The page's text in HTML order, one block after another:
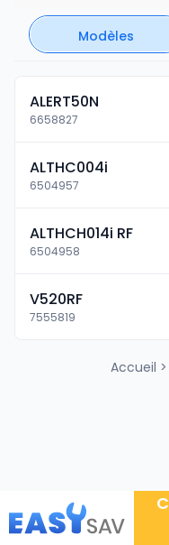
Modèles
ALERT50N
6658827
ALTHC004i
6504957
ALTHCH014i RF
6504958
V520RF
7555819
Accueil >